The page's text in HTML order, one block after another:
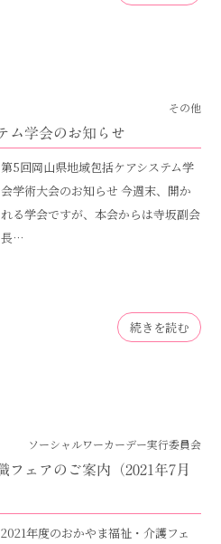
その他
ム学会のお知らせ
第5回岡山県地域包括ケアシステム学
会学術大会のお知らせ 今週末、開か
れる学会ですが、本会からは寺坂副会
長…
続きを読む
ソーシャルワーカーデー実行委員会
フェアのご案内（2021年7月
2021年度のおかやま福祉・介護フェ